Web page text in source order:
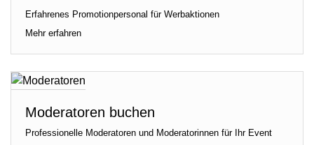
Erfahrenes Promotionpersonal für Werbaktionen
Mehr erfahren
Moderatoren buchen
Professionelle Moderatoren und Moderatorinnen für Ihr Event